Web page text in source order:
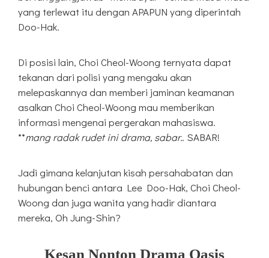
yang terlewat itu dengan APAPUN yang diperintah
Doo-Hak.
Di posisi lain, Choi Cheol-Woong ternyata dapat
tekanan dari polisi yang mengaku akan
melepaskannya dan memberi jaminan keamanan
asalkan Choi Cheol-Woong mau memberikan
informasi mengenai pergerakan mahasiswa.
**mang radak rudet ini drama, sabar.. SABAR!
Jadi gimana kelanjutan kisah persahabatan dan
hubungan benci antara Lee Doo-Hak, Choi Cheol-
Woong dan juga wanita yang hadir diantara
mereka, Oh Jung-Shin?
Kesan Nonton Drama Oasis